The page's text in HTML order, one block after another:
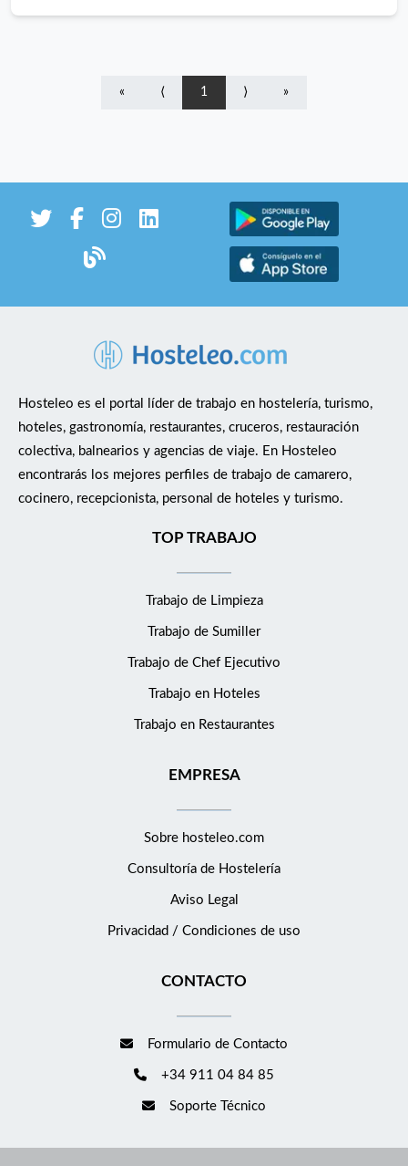
como en eventos, manteniendo altos estándares de calidad y
conservación de materias primas. Coordinación con el equipo
de cocina y sala. Cumplimiento de los procedimientos de
en equipo. Actitud proactiva y orientación a la calidad.
Disponibilidad para trabajar fines de semana y festivos.
Ofrecemos Salario según convenio y categoría profesional.
de trabajo. Puesto estable con posibilidades de desarrollo
cocina y quieres formar parte de un proyecto hotelero en
crecimiento, estaremos encantados de conocerte.
« ⟨ 1 ⟩ »
Hosteleo es el portal líder de trabajo en hostelería, turismo,
hoteles, gastronomía, restaurantes, cruceros, restauración
colectiva, balnearios y agencias de viaje. En Hosteleo
encontrarás los mejores perfiles de trabajo de camarero,
cocinero, recepcionista, personal de hoteles y turismo.
TOP TRABAJO
Trabajo de Limpieza
Trabajo de Sumiller
Trabajo de Chef Ejecutivo
Trabajo en Hoteles
Trabajo en Restaurantes
EMPRESA
Sobre hosteleo.com
Consultoría de Hostelería
Aviso Legal
Privacidad / Condiciones de uso
CONTACTO
Formulario de Contacto
+34 911 04 84 85
Soporte Técnico